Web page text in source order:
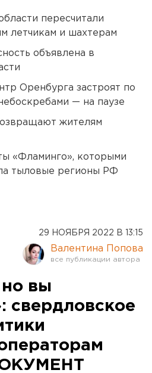
пересчитали
летчикам и шахтерам
объявлена в
Оренбурга застроят по
— на паузе
жителям
«Фламинго», которыми
тыловые регионы РФ
29 НОЯБРЯ 2022 В 13:15
Валентина Попова
но вы
свердловское